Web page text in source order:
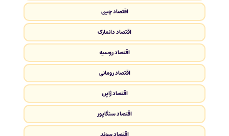
اقتصاد چین
اقتصاد دانمارک
اقتصاد روسیه
اقتصاد رومانی
اقتصاد ژاپن
اقتصاد سنگاپور